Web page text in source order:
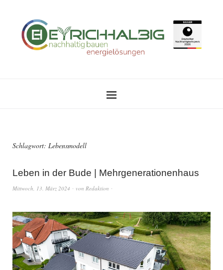
Schlagwort: Lebensmodell
Leben in der Bude | Mehrgenerationenhaus
Mittwoch, 13. März 2024 von Redaktion